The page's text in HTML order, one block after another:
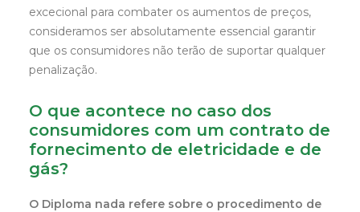
excecional para combater os aumentos de preços,
consideramos ser absolutamente essencial garantir
que os consumidores não terão de suportar qualquer
penalização.
O que acontece no caso dos
consumidores com um contrato de
fornecimento de eletricidade e de
gás?
O Diploma nada refere sobre o procedimento de